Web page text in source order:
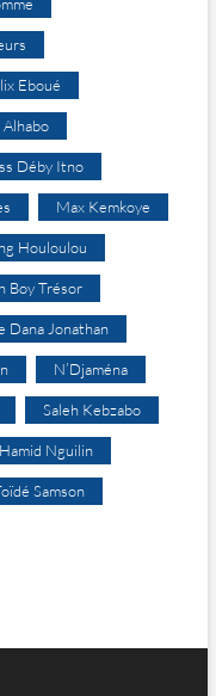
Eboué
Déby Itno
Max Kemkoye
Houloulou
Boy Trésor
Dana Jonathan
N’Djaména
Saleh Kebzabo
Nguilin
Samson